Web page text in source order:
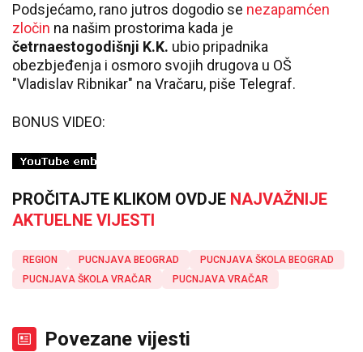
Podsjećamo, rano jutros dogodio se nezapamćen
zločin na našim prostorima kada je
četrnaestogodišnji K.K. ubio pripadnika
obezbjeđenja i osmoro svojih drugova u OŠ
"Vladislav Ribnikar" na Vračaru, piše Telegraf.
BONUS VIDEO:
PROČITAJTE KLIKOM OVDJE NAJVAŽNIJE
AKTUELNE VIJESTI
REGION PUCNJAVA BEOGRAD
PUCNJAVA ŠKOLA BEOGRAD
PUCNJAVA ŠKOLA VRAČAR
PUCNJAVA VRAČAR
Povezane vijesti